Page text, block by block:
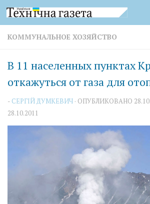
Перейти к содержимому
КОММУНАЛЬНОЕ ХОЗЯЙСТВО
В 11 населенных пунктах
откажуться от газа для
- СЕРГІЙ ДУМКЕВИЧ · ОПУБЛИКОВАНО
28.10.2011